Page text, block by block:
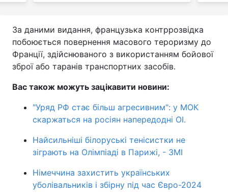
За даними видання, французька контррозвідка
побоюється повернення масового тероризму до
Франції, здійснюваного з використанням бойової
зброї або таранів транспортних засобів.
Вас також можуть зацікавити новини:
"Уряд РФ стає більш агресивним": у МОК
скаржаться на росіян напередодні ОІ.
Найсильніші білоруські тенісистки не
зіграють на Олімпіаді в Парижі, - ЗМІ
Німеччина захистить українських
уболівальників і збірну під час Євро-2024